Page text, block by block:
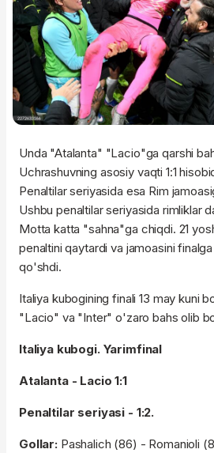
Unda "Atalanta" "Lacio"ga qarshi
Uchrashuvning asosiy vaqti 1:1
Penaltilar seriyasida esa Rim
Ushbu penaltilar seriyasida rimliklar
Motta katta "sahna"ga chiqdi. 21
penaltini qaytardi va jamoasini
qo'shdi.
Italiya kubogining finali 13 may kuni
"Lacio" va "Inter" o'zaro bahs olib
Italiya kubogi. Yarimfinal
Atalanta - Lacio 1:1
Penaltilar seriyasi - 1:2.
Gollar: Pashalich (86) - Romanioli